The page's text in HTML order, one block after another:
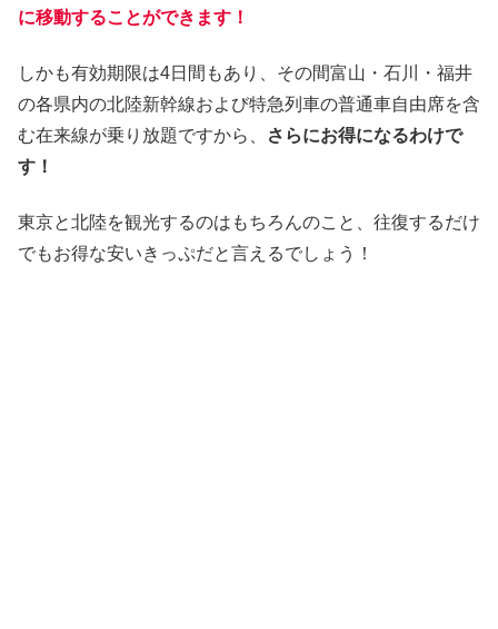
に移動することができます！
しかも有効期限は4日間もあり、その間富山・石川・福井
の各県内の北陸新幹線および特急列車の普通車自由席を含
む在来線が乗り放題ですから、
さらにお得になるわけで
す！
東京と北陸を観光するのはもちろんのこと、往復するだけ
でもお得な安いきっぷだと言えるでしょう！